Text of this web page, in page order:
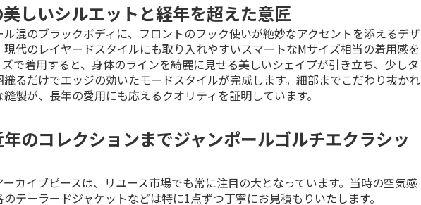
しいシルエットと経年を超えた意匠
混のブラックボディに、フロントのフック使いが絶妙なアクセントを添えるデザ
代のレイヤードスタイルにも取り入れやすいスマートなMサイズ相当の着用感を
で着用すると、身体のラインを綺麗に見せる美しいシェイプが引き立ち、少しタ
るだけでエッジの効いたモードスタイルが完成します。細部までこだわり抜かれ
製が、長年の愛用にも応えるクオリティを証明しています。
のコレクションまでジャンポールゴルチエクラシッ
カイブピースは、リユース市場でも常に注目の大となっています。当時の空気感
テーラードジャケットなどは特に1点ずつ丁寧にお見積もりいたします。